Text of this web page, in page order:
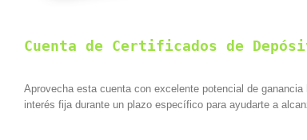
Cuenta de Certificados de
Aprovecha esta cuenta con excelente potencial de
interés fija durante un plazo específico para ayudarte a